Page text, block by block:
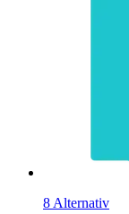
8 Alternativ